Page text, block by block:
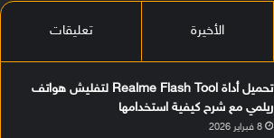
الأخيرة تعليقات
تحميل أداة Realme Flash Tool لتفليش هواتف
ريلمي مع شرح كيفية استخدامها
8 فبراير 2026